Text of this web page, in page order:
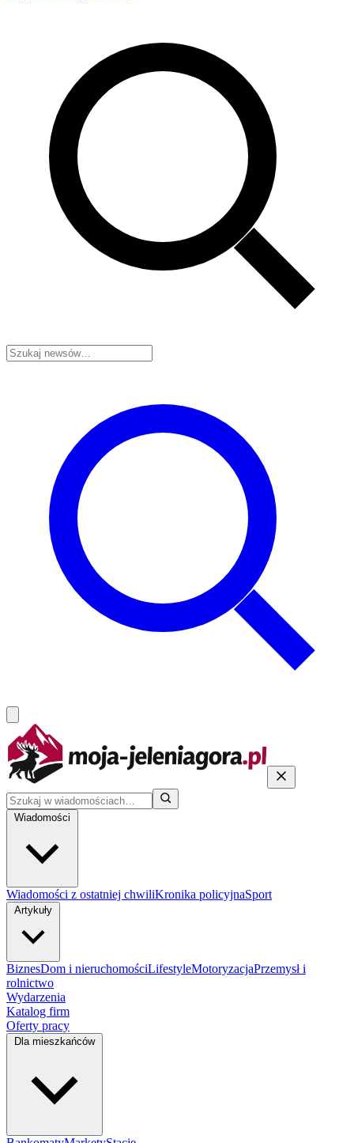
Wiadomości
Wiadomości z ostatniej chwiliKronika policyjnaSport
Artykuły
BiznesDom i nieruchomościLifestyleMotoryzacjaPrzemysł i
rolnictwo
Wydarzenia
Katalog firm
Oferty pracy
Dla mieszkańców